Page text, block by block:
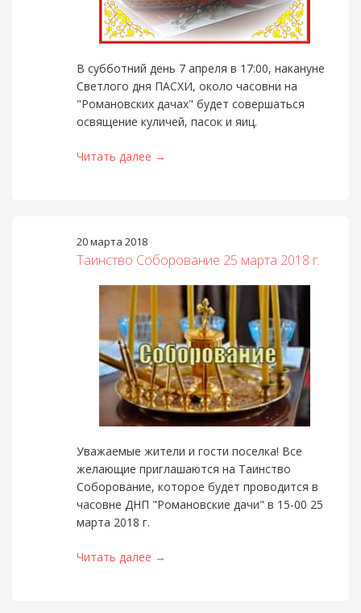
В субботний день 7 апреля в 17:00, накануне
Светлого дня ПАСХИ, около часовни на
"Романовских дачах" будет совершаться
освящение куличей, пасок и яиц.
Читать далее →
20 марта 2018
Таинство Соборование 25 марта 2018 г.
Уважаемые жители и гости поселка! Все
желающие приглашаются на Таинство
Соборование, которое будет проводится в
часовне ДНП "Романовские дачи" в 15-00 25
марта 2018 г.
Читать далее →